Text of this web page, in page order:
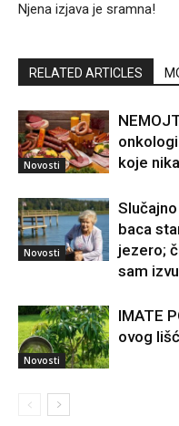
Njena izjava je sramna!
RELATED ARTICLES
Novosti
koje
Novosti
baca
jezero;
sam
Novosti
IMATE
ovog